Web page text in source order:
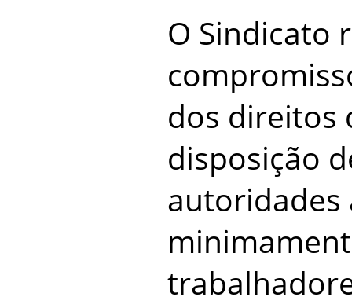
O Sindicato
dos direitos
disposição
autoridades